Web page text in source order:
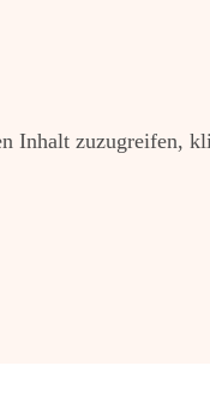
Inhalt zuzugreifen,